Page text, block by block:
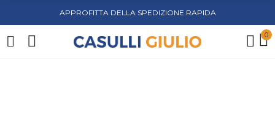
APPROFITTA DELLA SPEDIZIONE RAPIDA
0